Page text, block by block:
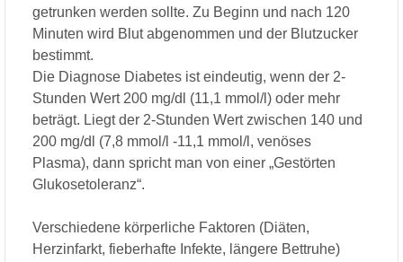
getrunken werden sollte. Zu Beginn und nach 120
Minuten wird Blut abgenommen und der Blutzucker
bestimmt.
Die Diagnose Diabetes ist eindeutig, wenn der 2-
Stunden Wert 200 mg/dl (11,1 mmol/l) oder mehr
beträgt. Liegt der 2-Stunden Wert zwischen 140 und
200 mg/dl (7,8 mmol/l -11,1 mmol/l, venöses
Plasma), dann spricht man von einer „Gestörten
Glukosetoleranz“.
Verschiedene körperliche Faktoren (Diäten,
Herzinfarkt, fieberhafte Infekte, längere Bettruhe)